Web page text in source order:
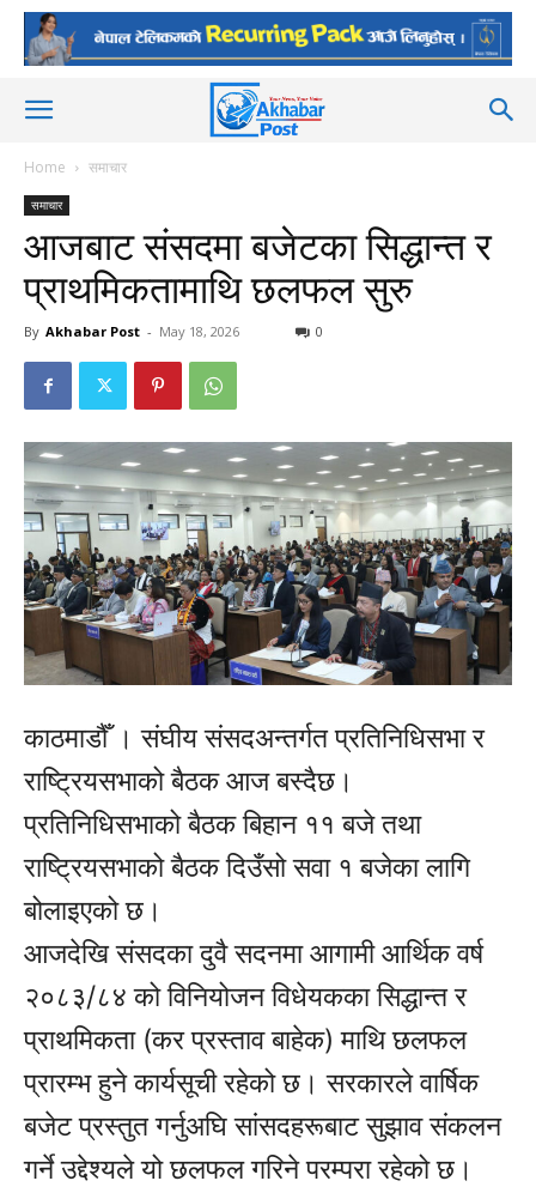
Home समाचार
समाचार
आजबाट संसदमा बजेटका सिद्धान्त र
प्राथमिकतामाथि छलफल सुरु
By Akhabar Post - May 18, 2026 0
काठमाडौँ । संघीय संसदअन्तर्गत प्रतिनिधिसभा र
राष्ट्रियसभाको बैठक आज बस्दैछ।
प्रतिनिधिसभाको बैठक बिहान ११ बजे तथा
राष्ट्रियसभाको बैठक दिउँसो सवा १ बजेका लागि
बोलाइएको छ।
आजदेखि संसदका दुवै सदनमा आगामी आर्थिक वर्ष
२०८३/८४ को विनियोजन विधेयकका सिद्धान्त र
प्राथमिकता (कर प्रस्ताव बाहेक) माथि छलफल
प्रारम्भ हुने कार्यसूची रहेको छ। सरकारले वार्षिक
बजेट प्रस्तुत गर्नुअघि सांसदहरूबाट सुझाव संकलन
गर्ने उद्देश्यले यो छलफल गरिने परम्परा रहेको छ।